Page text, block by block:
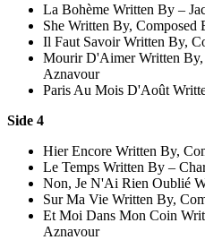
La Bohème Written By –
She Written By, Composed
Il Faut Savoir Written By,
Mourir D'Aimer Written By,
Aznavour
Paris Au Mois D'Août
Side 4
Hier Encore Written By,
Le Temps Written By –
Non, Je N'Ai Rien Oublié
Sur Ma Vie Written By,
Et Moi Dans Mon Coin
Aznavour